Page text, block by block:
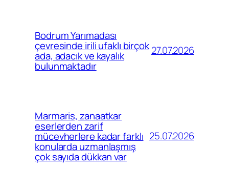
Bodrum Yarımadası
çevresinde irili ufaklı birçok
ada, adacık ve kayalık
bulunmaktadır
27.07.2026
Marmaris, zanaatkar
eserlerden zarif
mücevherlere kadar farklı
konularda uzmanlaşmış
çok sayıda dükkan var
25.07.2026